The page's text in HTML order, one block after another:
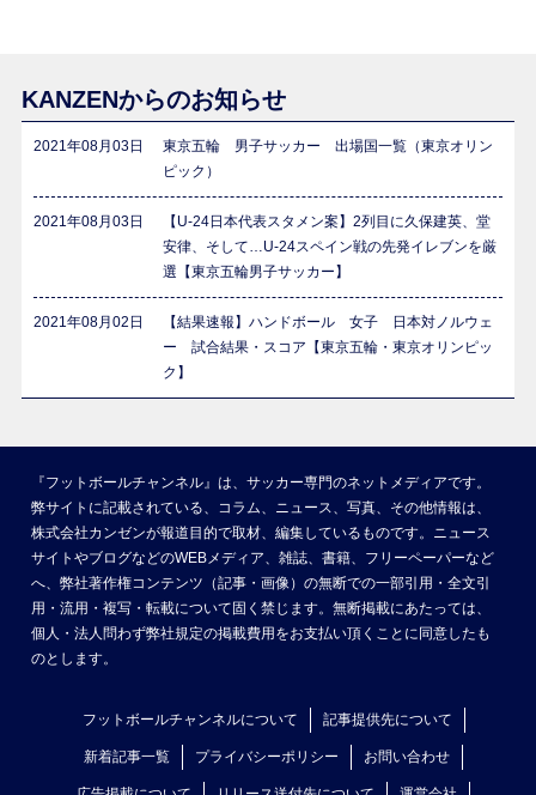
KANZENからのお知らせ
2021年08月03日
東京五輪 男子サッカー 出場国一覧（東京オリン
ピック）
2021年08月03日
【U-24日本代表スタメン案】2列目に久保建英、堂
安律、そして…U-24スペイン戦の先発イレブンを厳
選【東京五輪男子サッカー】
2021年08月02日
【結果速報】ハンドボール 女子 日本対ノルウェ
ー 試合結果・スコア【東京五輪・東京オリンピッ
ク】
『フットボールチャンネル』は、サッカー専門のネットメディアです。
弊サイトに記載されている、コラム、ニュース、写真、その他情報は、
株式会社カンゼンが報道目的で取材、編集しているものです。ニュース
サイトやブログなどのWEBメディア、雑誌、書籍、フリーペーパーなど
へ、弊社著作権コンテンツ（記事・画像）の無断での一部引用・全文引
用・流用・複写・転載について固く禁じます。無断掲載にあたっては、
個人・法人問わず弊社規定の掲載費用をお支払い頂くことに同意したも
のとします。
フットボールチャンネルについて 記事提供先について
新着記事一覧 プライバシーポリシー お問い合わせ